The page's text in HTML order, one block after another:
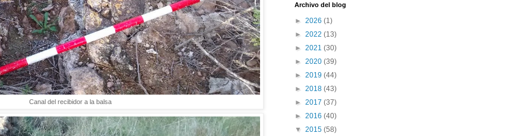
Canal del recibidor a la balsa
Archivo del blog
► 2026 (1)
► 2022 (13)
► 2021 (30)
► 2020 (39)
► 2019 (44)
► 2018 (43)
► 2017 (37)
► 2016 (40)
▼ 2015 (58)